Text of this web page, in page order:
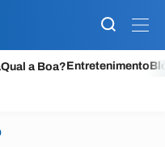
Qual a Boa?Entretenimento